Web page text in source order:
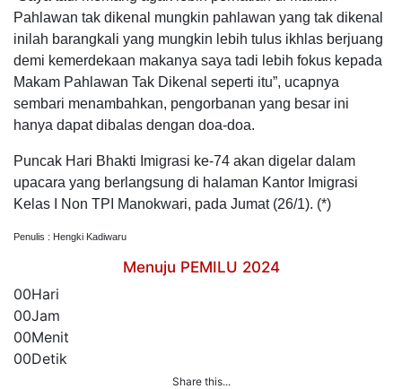
Pahlawan tak dikenal mungkin pahlawan yang tak dikenal
inilah barangkali yang mungkin lebih tulus ikhlas berjuang
demi kemerdekaan makanya saya tadi lebih fokus kepada
Makam Pahlawan Tak Dikenal seperti itu”, ucapnya
sembari menambahkan, pengorbanan yang besar ini
hanya dapat dibalas dengan doa-doa.
Puncak Hari Bhakti Imigrasi ke-74 akan digelar dalam
upacara yang berlangsung di halaman Kantor Imigrasi
Kelas I Non TPI Manokwari, pada Jumat (26/1). (*)
Penulis : Hengki Kadiwaru
Menuju PEMILU 2024
00Hari
00Jam
00Menit
00Detik
Share this...